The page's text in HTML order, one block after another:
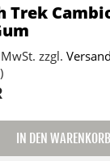
Trek
zzgl.
)
IN DEN WARENKORB